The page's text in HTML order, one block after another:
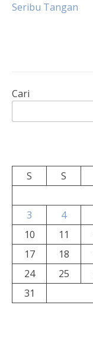
pos
Seribu Tangan
Cari
S
S
3
4
10
11
17
18
24
25
31